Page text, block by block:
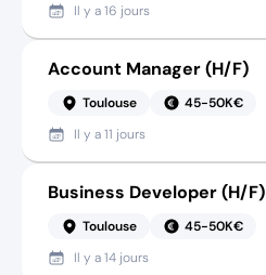
Il y a16 jours
Account Manager (H/F)
Toulouse
45-50K€
Il y a11 jours
Business Developer (H/F)
Toulouse
45-50K€
Il y a14 jours